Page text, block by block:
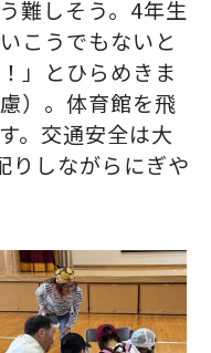
難しそう。4年生
こうでもないと
」とひらめきま
）。体育館を飛
交通安全は大
りしながらにぎや